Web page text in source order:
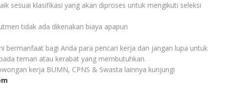
sesuai klasifikasi yang akan diproses untuk mengikuti seleksi
tidak ada dikenakan biaya apapun
bermanfaat bagi Anda para pencari kerja dan jangan lupa untuk
teman atau kerabat yang membutuhkan.
kerja BUMN, CPNS & Swasta lainnya kunjungi